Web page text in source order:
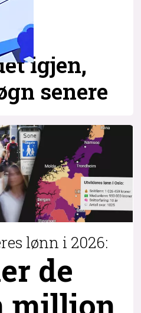
igjen,
senere
lønn i 2026:
de
million